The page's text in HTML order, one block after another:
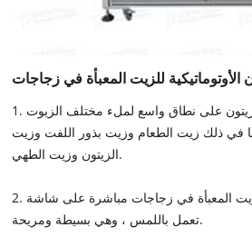
الأوتوماتيكية للزيت المعبأة في زجاجات
1. تستخدم آلات تعبئة زيت الزيتون على نطاق واسع لملء مختلف الزيوت
في ذلك زيت الطعام وزيت بذور اللفت وزيت
الزيتون وزيت الطهي.
2. يتم تشغيل آلة تعبئة الزيت المعبأة في زجاجات مباشرة على شاشة
تعمل باللمس ، وهي بسيطة ومريحة.